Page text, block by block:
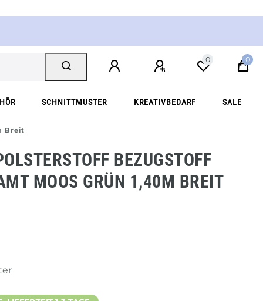
0 0
SCHNITTMUSTER KREATIVBEDARF SALE
Breit
BEZUGSTOFF
MOOS GRÜN 1,40M BREIT